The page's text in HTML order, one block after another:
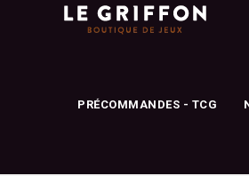
PRÉCOMMANDES - TCG